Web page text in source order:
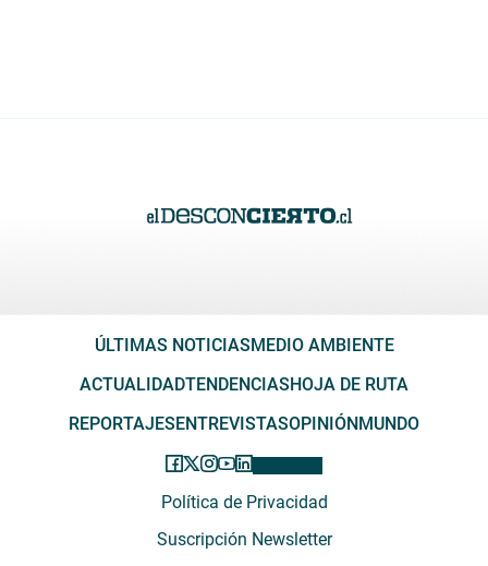
ÚLTIMAS NOTICIASMEDIO AMBIENTE
ACTUALIDADTENDENCIASHOJA DE RUTA
REPORTAJESENTREVISTASOPINIÓNMUNDO
Política de Privacidad
Suscripción Newsletter